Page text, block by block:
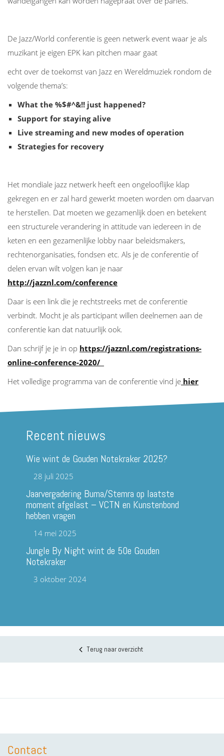
De Jazz/World conferentie is geen netwerk event waar je als
muzikant je eigen EPK kan pitchen maar gaat
echt over de toekomst van Jazz en Wereldmuziek rondom de
volgende thema’s:
What the %$#^&!! just happened?
Support for staying alive
Live streaming and new modes of operation
Strategies for recovery
Het mondiale jazz netwerk heeft een ongelooflijke klap
gekregen en er zal hard gewerkt moeten worden om daarvan
te herstellen. Dat moeten we gezamenlijk doen en betekent
een structurele verandering in attitude van iedereen in de
keten en een gezamenlijke lobby naar beleidsmakers,
rechtenorganisaties, fondsen etc. Als je de conferentie of
delen ervan wilt volgen kan je naar
http://jazznl.com/conference
Daar is een link die je rechtstreeks met de conferentie
verbindt. Mocht je als participant willen deelnemen aan de
conferentie kan dat natuurlijk ook.
Dan schrijf je je in op https://jazznl.com/registrations-
online-conference-2020/
Het volledige programma van de conferentie vind je hier
Recent nieuws
Wie wint de Gouden Notekraker 2025?
28 juli 2025
Jaarvergadering Buma/Stemra op laatste
moment afgelast – VCTN en Kunstenbond
hebben vragen
14 mei 2025
Jungle By Night wint de 50e Gouden
Notekraker
3 oktober 2024
Terug naar overzicht
Contact